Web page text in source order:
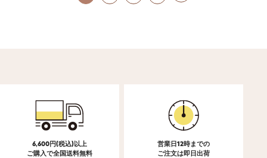
6,600円(税込)以上
ご購入で全国送料無料
営業日12時までの
ご注文は即日出荷